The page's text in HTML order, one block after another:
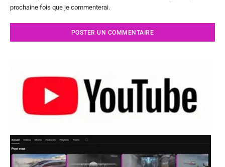
prochaine fois que je commenterai.